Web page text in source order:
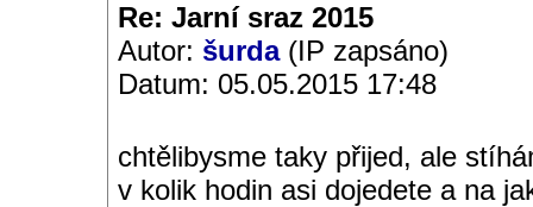
Re: Jarní sraz 2015
Autor: šurda(IP zapsáno)
Datum: 05.05.2015 17:48
chtělibysme taky přijed, ale
v kolik hodin asi dojedete a na